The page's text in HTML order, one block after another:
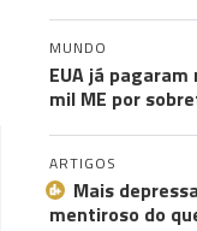
MUNDO
EUA já
mil ME por
ARTIGOS
Mais
mentiroso do